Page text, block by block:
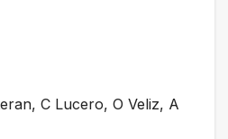
C Lucero, O Veliz, A